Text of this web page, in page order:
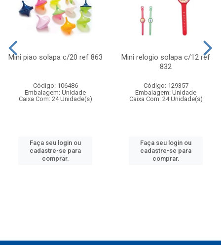
Mini piao solapa c/20 ref 863
Código: 106486
Embalagem: Unidade
Caixa Com: 24 Unidade(s)
Faça seu login ou
cadastre-se para
comprar.
Mini relogio solapa c/12 ref
832
Código: 129357
Embalagem: Unidade
Caixa Com: 24 Unidade(s)
Faça seu login ou
cadastre-se para
comprar.